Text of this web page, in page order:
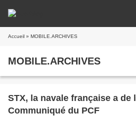
Accueil » MOBILE.ARCHIVES
MOBILE.ARCHIVES
STX, la navale française a de
Communiqué du PCF